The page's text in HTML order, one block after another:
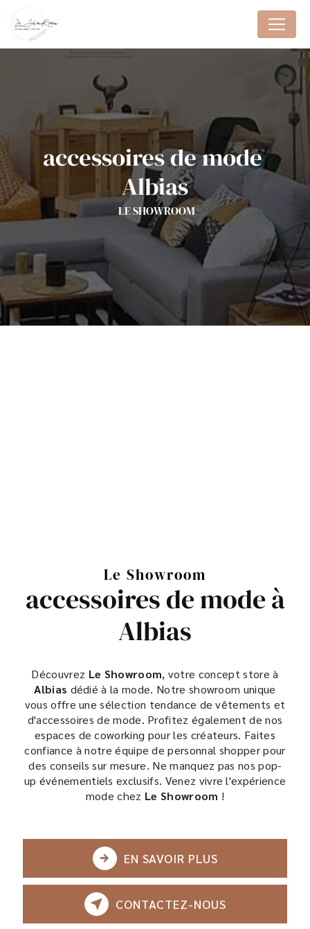
accessoires de mode
Albias
LE SHOWROOM
Le Showroom
accessoires de mode à
Albias
Découvrez Le Showroom, votre concept store à
Albias dédié à la mode. Notre showroom unique
vous offre une sélection tendance de vêtements et
d'accessoires de mode. Profitez également de nos
espaces de coworking pour les créateurs. Faites
confiance à notre équipe de personnal shopper pour
des conseils sur mesure. Ne manquez pas nos pop-
up événementiels exclusifs. Venez vivre l'expérience
mode chez Le Showroom !
EN SAVOIR PLUS
CONTACTEZ-NOUS
Panneau de gestion des cookies